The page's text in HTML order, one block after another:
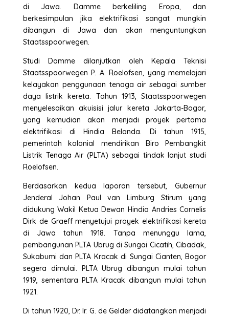
di Jawa. Damme berkeliling Eropa, dan
berkesimpulan jika elektrifikasi sangat mungkin
dibangun di Jawa dan akan menguntungkan
Staatsspoorwegen.
Studi Damme dilanjutkan oleh Kepala Teknisi
Staatsspoorwegen P. A. Roelofsen, yang memelajari
kelayakan penggunaan tenaga air sebagai sumber
daya listrik kereta. Tahun 1913, Staatsspoorwegen
menyelesaikan akuisisi jalur kereta Jakarta-Bogor,
yang kemudian akan menjadi proyek pertama
elektrifikasi di Hindia Belanda. Di tahun 1915,
pemerintah kolonial mendirikan Biro Pembangkit
Listrik Tenaga Air (PLTA) sebagai tindak lanjut studi
Roelofsen.
Berdasarkan kedua laporan tersebut, Gubernur
Jenderal Johan Paul van Limburg Stirum yang
didukung Wakil Ketua Dewan Hindia Andries Cornelis
Dirk de Graeff menyetujui proyek elektrifikasi kereta
di Jawa tahun 1918. Tanpa menunggu lama,
pembangunan PLTA Ubrug di Sungai Cicatih, Cibadak,
Sukabumi dan PLTA Kracak di Sungai Cianten, Bogor
segera dimulai. PLTA Ubrug dibangun mulai tahun
1919, sementara PLTA Kracak dibangun mulai tahun
1921.
Di tahun 1920, Dr. Ir. G. de Gelder didatangkan menjadi